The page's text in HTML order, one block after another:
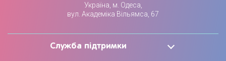
Україна, м. Одеса,
вул. Академіка Вільямса, 67
Служба підтримки